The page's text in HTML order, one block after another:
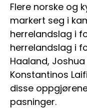
Flere norske og
markert seg i
herrelandslag i
herrelandslag i
Haaland,
Konstantinos
disse
pasninger.